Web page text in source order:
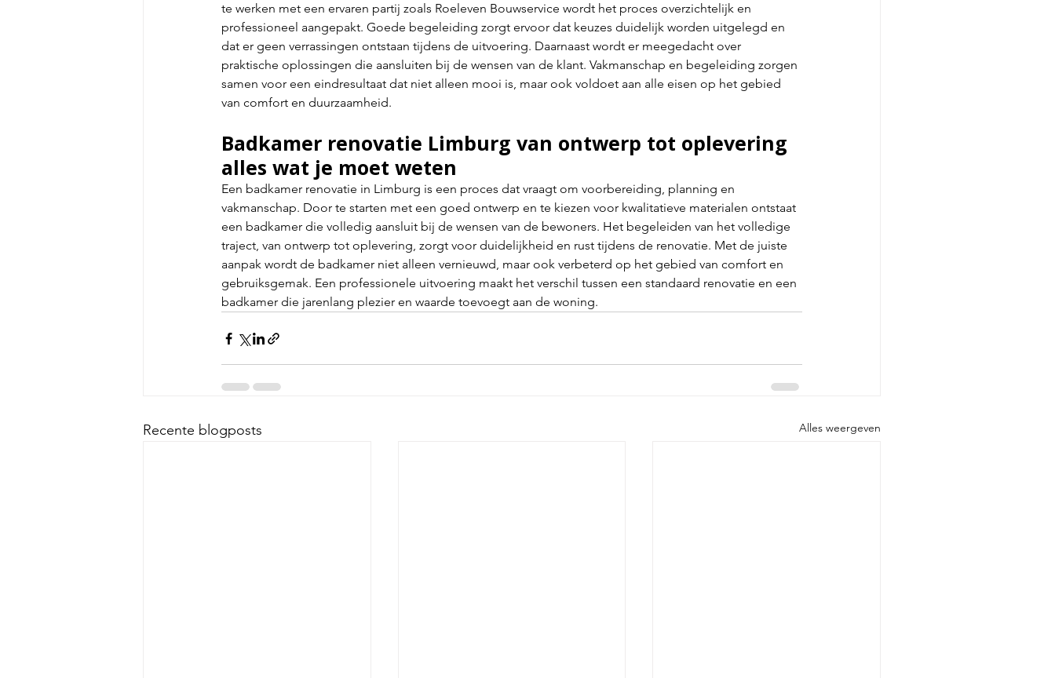
te werken met een ervaren partij zoals Roeleven Bouwservice wordt het proces overzichtelijk en
professioneel aangepakt. Goede begeleiding zorgt ervoor dat keuzes duidelijk worden uitgelegd en
dat er geen verrassingen ontstaan tijdens de uitvoering. Daarnaast wordt er meegedacht over
praktische oplossingen die aansluiten bij de wensen van de klant. Vakmanschap en begeleiding zorgen
samen voor een eindresultaat dat niet alleen mooi is, maar ook voldoet aan alle eisen op het gebied
van comfort en duurzaamheid.
Badkamer renovatie Limburg van ontwerp tot oplevering
alles wat je moet weten
Een badkamer renovatie in Limburg is een proces dat vraagt om voorbereiding, planning en
vakmanschap. Door te starten met een goed ontwerp en te kiezen voor kwalitatieve materialen ontstaat
een badkamer die volledig aansluit bij de wensen van de bewoners. Het begeleiden van het volledige
traject, van ontwerp tot oplevering, zorgt voor duidelijkheid en rust tijdens de renovatie. Met de juiste
aanpak wordt de badkamer niet alleen vernieuwd, maar ook verbeterd op het gebied van comfort en
gebruiksgemak. Een professionele uitvoering maakt het verschil tussen een standaard renovatie en een
badkamer die jarenlang plezier en waarde toevoegt aan de woning.
Recente blogposts Alles weergeven